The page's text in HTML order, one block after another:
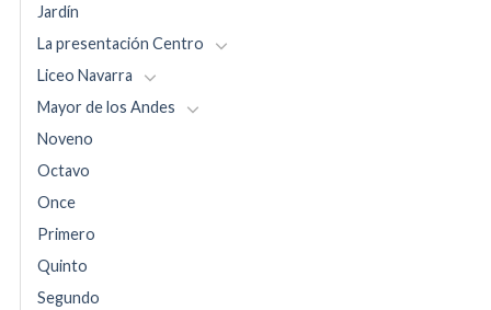
Jardín
La presentación Centro
Liceo Navarra
Mayor de los Andes
Noveno
Octavo
Once
Primero
Quinto
Segundo